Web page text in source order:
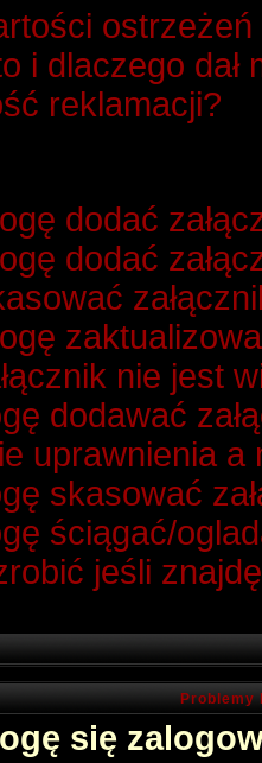
i dlaczego dał
reklamacji?
dodać
dodać
nie jest
dodawać
uprawnienia a
skasować
ściągać/
jeśli
Problemy
się